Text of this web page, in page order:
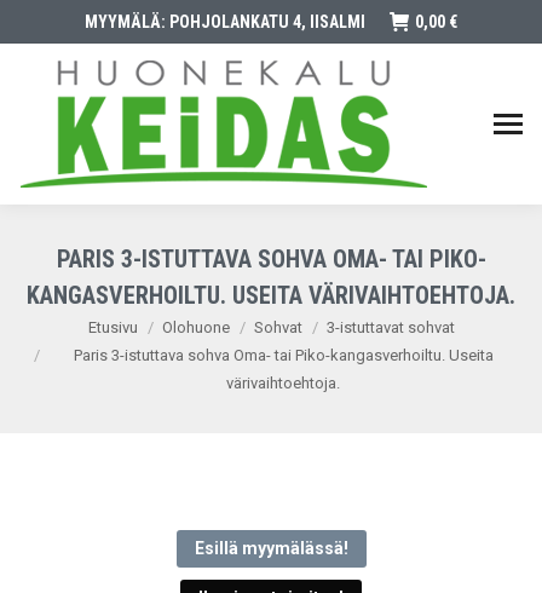
MYYMÄLÄ: POHJOLANKATU 4, IISALMI 0,00 €
PARIS 3-ISTUTTAVA SOHVA OMA- TAI PIKO-
KANGASVERHOILTU. USEITA VÄRIVAIHTOEHTOJA.
You are here:
Etusivu Olohuone Sohvat
3-istuttavat sohvat
Paris 3-istuttava sohva Oma- tai Piko-kangasverhoiltu. Useita
värivaihtoehtoja.
Esillä myymälässä!